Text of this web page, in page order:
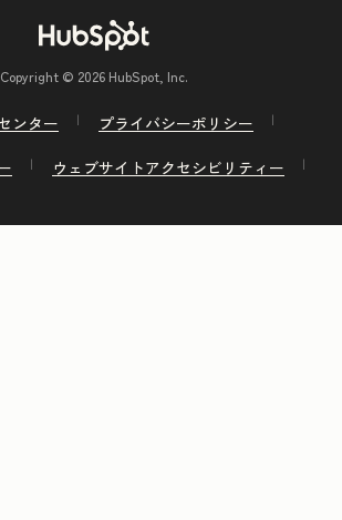
Copyright © 2026 HubSpot, Inc.
ンター
プライバシーポリシー
ウェブサイトアクセシビリティー